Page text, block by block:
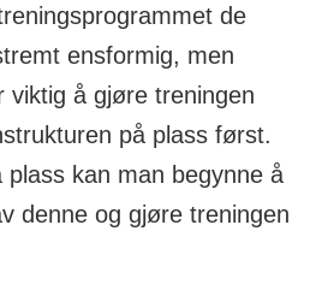
de
ensformig, men
viktig å gjøre treningen
på plass først.
kan man begynne å
denne og gjøre treningen